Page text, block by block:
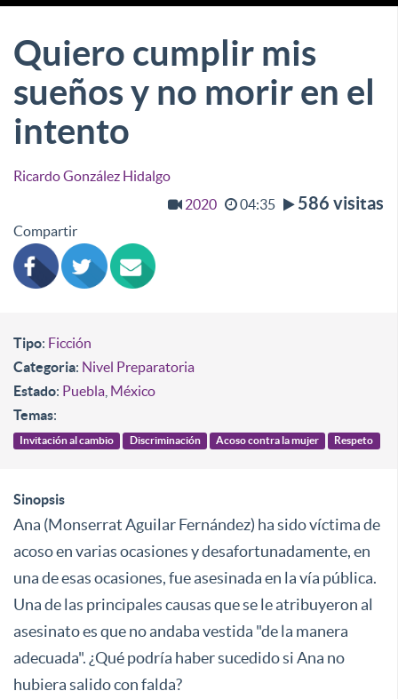
Quiero cumplir mis
sueños y no morir en el
intento
Ricardo González Hidalgo
2020
04:35 586 visitas
Compartir
Tipo: Ficción
Categoria: Nivel Preparatoria
Estado: Puebla México
Temas:
Invitación al cambio Discriminación Acoso contra la mujer Respeto
Sinopsis
Ana (Monserrat Aguilar Fernández) ha sido víctima de
acoso en varias ocasiones y desafortunadamente, en
una de esas ocasiones, fue asesinada en la vía pública.
Una de las principales causas que se le atribuyeron al
asesinato es que no andaba vestida "de la manera
adecuada". ¿Qué podría haber sucedido si Ana no
hubiera salido con falda?